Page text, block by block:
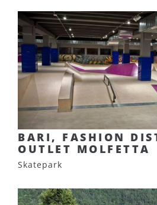
BARI, FASHION
OUTLET MOLFETTA
Skatepark